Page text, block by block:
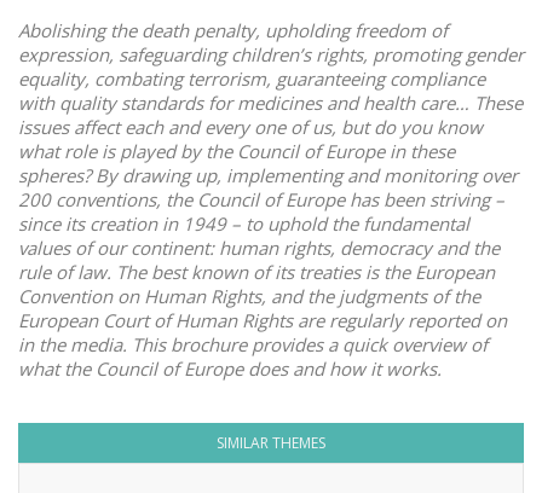
Abolishing the death penalty, upholding freedom of
expression, safeguarding children’s rights, promoting gender
equality, combating terrorism, guaranteeing compliance
with quality standards for medicines and health care… These
issues affect each and every one of us, but do you know
what role is played by the Council of Europe in these
spheres? By drawing up, implementing and monitoring over
200 conventions, the Council of Europe has been striving –
since its creation in 1949 – to uphold the fundamental
values of our continent: human rights, democracy and the
rule of law. The best known of its treaties is the European
Convention on Human Rights, and the judgments of the
European Court of Human Rights are regularly reported on
in the media. This brochure provides a quick overview of
what the Council of Europe does and how it works.
SIMILAR THEMES